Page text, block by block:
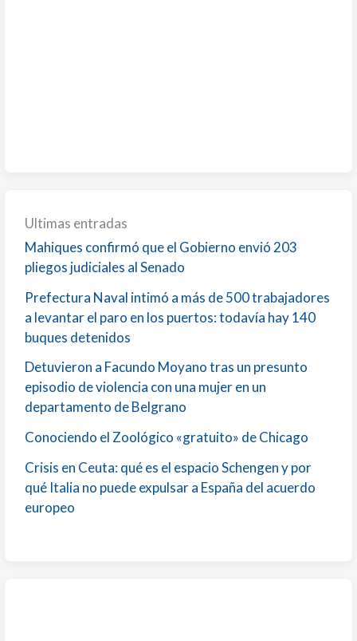
Ultimas entradas
Mahiques confirmó que el Gobierno envió 203
pliegos judiciales al Senado
Prefectura Naval intimó a más de 500 trabajadores
a levantar el paro en los puertos: todavía hay 140
buques detenidos
Detuvieron a Facundo Moyano tras un presunto
episodio de violencia con una mujer en un
departamento de Belgrano
Conociendo el Zoológico «gratuito» de Chicago
Crisis en Ceuta: qué es el espacio Schengen y por
qué Italia no puede expulsar a España del acuerdo
europeo